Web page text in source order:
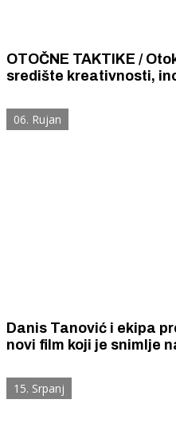
OTOČNE TAKTIKE /
središte kreativnosti,
06. Rujan
Danis Tanović i ekipa
novi film koji je snimlje
15. Srpanj